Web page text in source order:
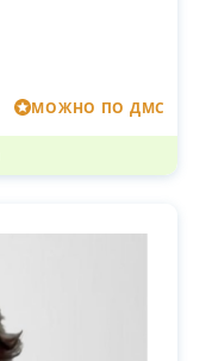
МОЖНО ПО ДМС